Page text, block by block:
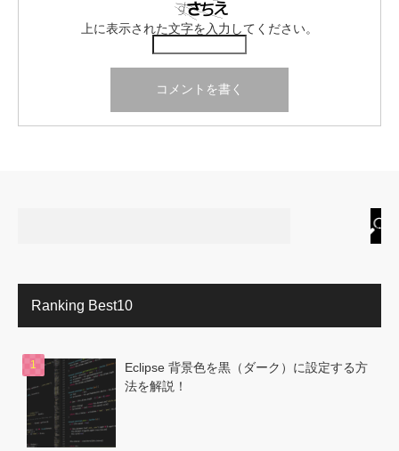
上に表示された文字を入力してください。
Ranking Best10
Eclipse 背景色を黒（ダーク）に設定する方
法を解説！